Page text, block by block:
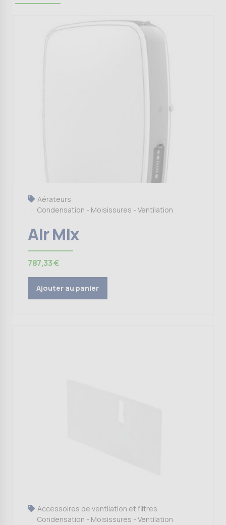
Aérateurs
Condensation - Moisissures - Ventilation
Air Mix
787,33€
Ajouter au panier
Accessoires de ventilation et filtres
Condensation - Moisissures - Ventilation